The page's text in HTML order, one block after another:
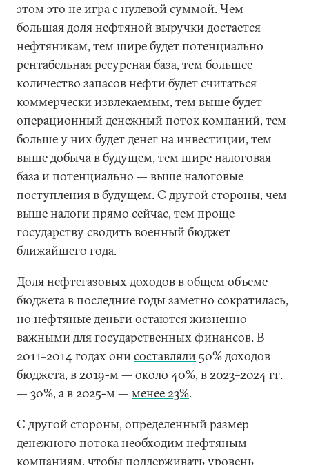
этом это не игра с нулевой суммой. Чем
большая доля нефтяной выручки достается
нефтяникам, тем шире будет потенциально
рентабельная ресурсная база, тем большее
количество запасов нефти будет считаться
коммерчески извлекаемым, тем выше будет
операционный денежный поток компаний, тем
больше у них будет денег на инвестиции, тем
выше добыча в будущем, тем шире налоговая
база и потенциально — выше налоговые
поступления в будущем. С другой стороны, чем
выше налоги прямо сейчас, тем проще
государству сводить военный бюджет
ближайшего года.
Доля нефтегазовых доходов в общем объеме
бюджета в последние годы заметно сократилась,
но нефтяные деньги остаются жизненно
важными для государственных финансов. В
2011–2014 годах онисоставляли 50% доходов
бюджета, в 2019-м — около 40%, в 2023–2024 гг.
— 30%, а в 2025-м — менее 23%.
С другой стороны, определенный размер
денежного потока необходим нефтяным
компаниям, чтобы поддерживать уровень